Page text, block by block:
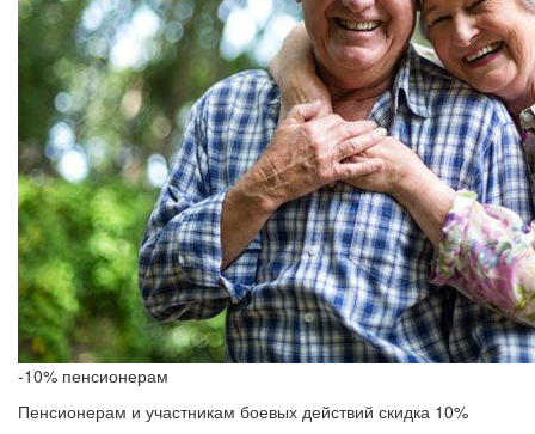
-10% пенсионерам
Пенсионерам и участникам боевых действий скидка 10%